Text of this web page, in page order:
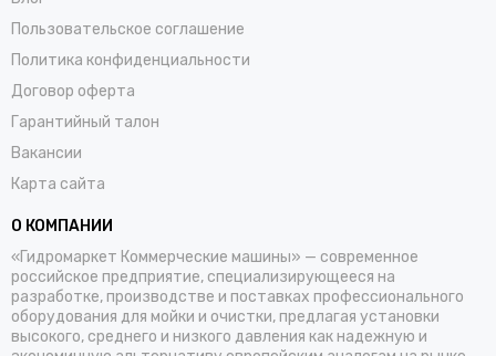
Пользовательское соглашение
Политика конфиденциальности
Договор оферта
Гарантийный талон
Вакансии
Карта сайта
О КОМПАНИИ
«Гидромаркет Коммерческие машины» — современное
российское предприятие, специализирующееся на
разработке, производстве и поставках профессионального
оборудования для мойки и очистки, предлагая установки
высокого, среднего и низкого давления как надежную и